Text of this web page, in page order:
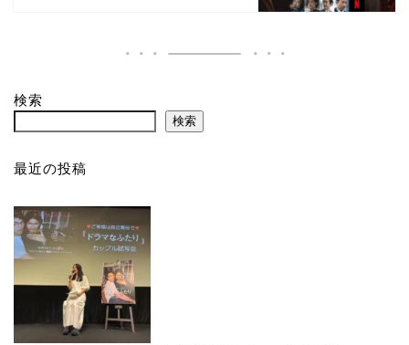
検索
検索
最近の投稿